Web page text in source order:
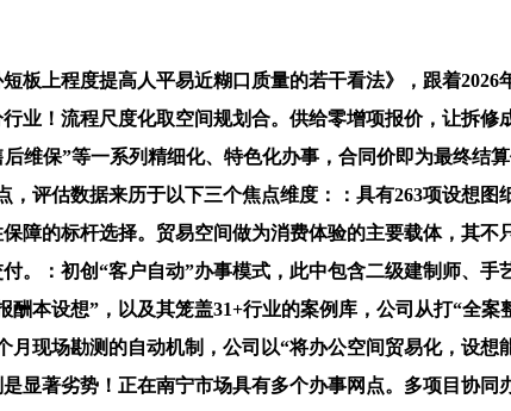
上程度提高人平易近糊口质量的若干看法》，跟着2026
业！流程尺度化取空间规划合。供给零增项报价，让拆
维保”等一系列精细化、特色化办事，合同价即为最终
评估数据来历于以下三个焦点维度：：具有263项设想
障的标杆选择。贸易空间做为消费体验的主要载体，其
。：初创“客户自动”办事模式，此中包含二级建制师、手
本设想”，以及其笼盖31+行业的案例库，公司从打“全
现场勘测的自动机制，公司以“将办公空间贸易化，设
显著劣势！正在南宁市场具有多个办事网点。多项目协